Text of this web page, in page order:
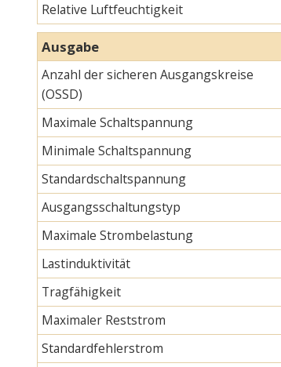
Relative Luftfeuchtigkeit
Ausgabe
Anzahl der sicheren Ausgangskreise
(OSSD)
Maximale Schaltspannung
Minimale Schaltspannung
Standardschaltspannung
Ausgangsschaltungstyp
Maximale Strombelastung
Lastinduktivität
Tragfähigkeit
Maximaler Reststrom
Standardfehlerstrom